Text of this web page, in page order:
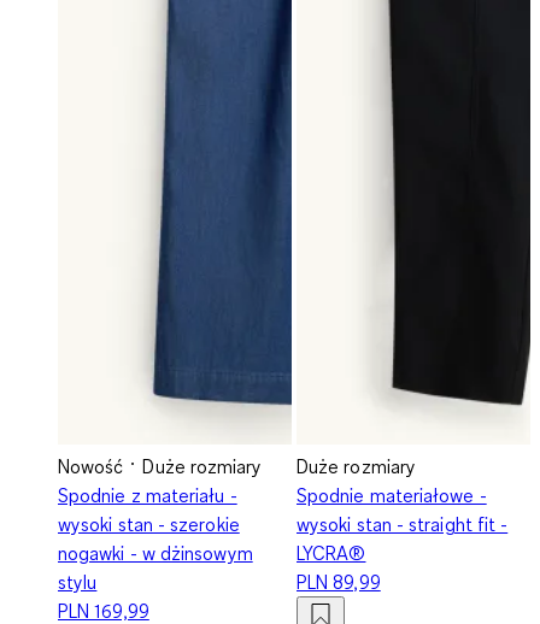
Nowość
Duże rozmiary
Spodnie z materiału -
wysoki stan - szerokie
nogawki - w dżinsowym
stylu
PLN 169,99
Duże rozmiary
Spodnie materiałowe -
wysoki stan - straight fit -
LYCRA®
PLN 89,99